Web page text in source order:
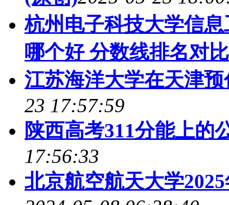
杭州电子科技大学信
哪个好 分数线排名对比
江苏海洋大学在天津
23 17:57:59
陕西高考311分能上的
17:56:33
北京航空航天大学